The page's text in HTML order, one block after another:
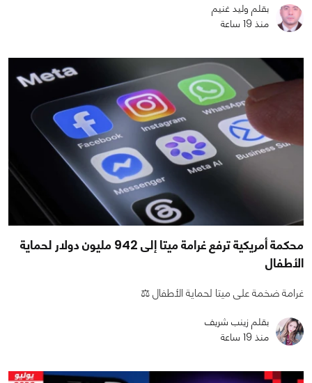
بقلم وليد غنيم
منذ 19 ساعة
محكمة أمريكية ترفع غرامة ميتا إلى 942 مليون دولار لحماية
الأطفال
غرامة ضخمة على ميتا لحماية الأطفال ⚖️
بقلم زينب شريف
منذ 19 ساعة